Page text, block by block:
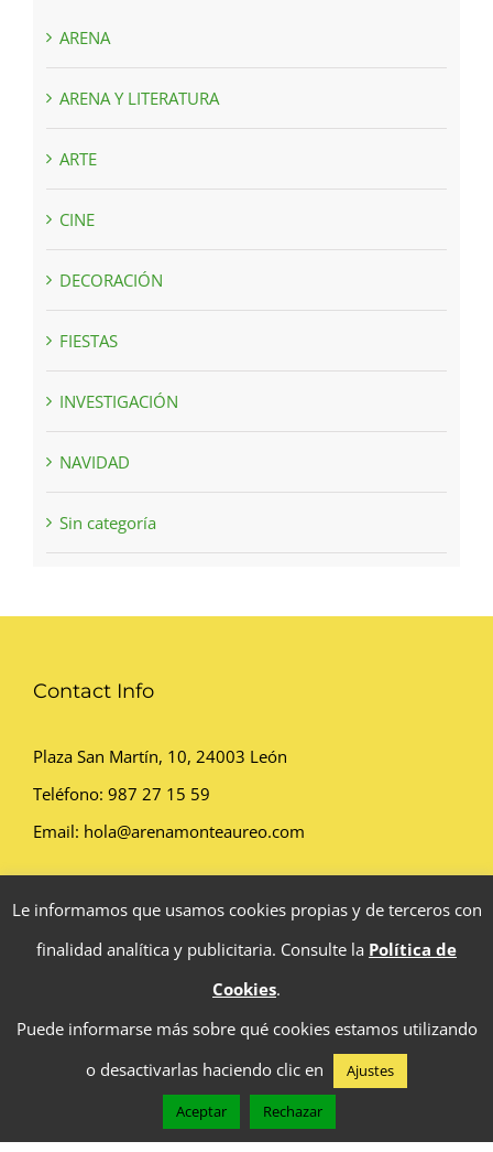
ARENA
ARENA Y LITERATURA
ARTE
CINE
DECORACIÓN
FIESTAS
INVESTIGACIÓN
NAVIDAD
Sin categoría
Contact Info
Plaza San Martín, 10, 24003 León
Teléfono: 987 27 15 59
Email: hola@arenamonteaureo.com
Política de privacidad|Aviso legal|Política de cookies
© Copyright2026 Monte Aureo - Arenas de sílice y minerales
especiales | Todos los derechos reservados | Web realizada por
Webpsilon
987 271 559 CONTÁCTANOS
Le informamos que usamos cookies propias y de terceros con
finalidad analítica y publicitaria. Consulte la Política de
Cookies.
Puede informarse más sobre qué cookies estamos utilizando
o desactivarlas haciendo clic en
Ajustes
Aceptar Rechazar